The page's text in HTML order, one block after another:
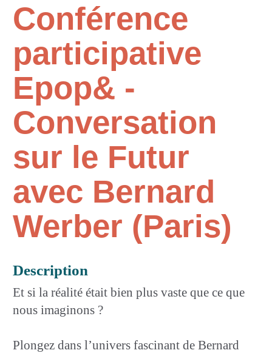
Conférence
participative
Epop& -
Conversation
sur le Futur
avec Bernard
Werber (Paris)
Description
Et si la réalité était bien plus vaste que ce que
nous imaginons ?
Plongez dans l’univers fascinant de Bernard